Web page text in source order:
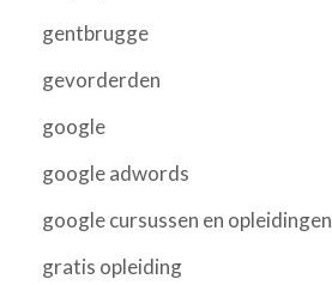
gentbrugge
gevorderden
google
google adwords
google cursussen en opleidingen
gratis opleiding